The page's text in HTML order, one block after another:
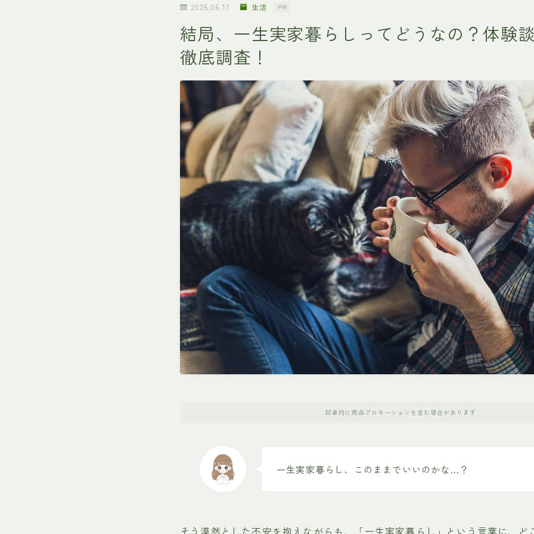
2025.06.17 生活 PR
結局、一生実家暮らしってどうなの？体験
徹底調査！
記事内に商品プロモーションを含む場合があります
一生実家暮らし、このままでいいのかな…？
そう漠然とした不安を抱えながらも、「一生実家暮らし」という言葉に、ど